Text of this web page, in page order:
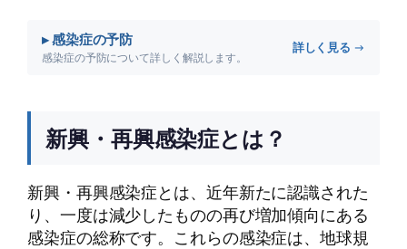
▸ 感染症の予防
感染症の予防について詳しく解説します。
詳しく見る →
新興・再興感染症とは？
新興・再興感染症とは、近年新たに認識された
り、一度は減少したものの再び増加傾向にある
感染症の総称です。これらの感染症は、地球規